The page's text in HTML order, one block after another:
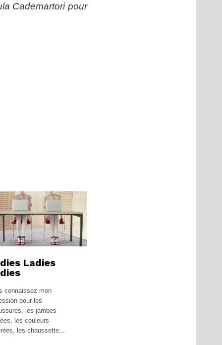
Cademartori pour
Ladies
connaissez mon
pour les
les jambes
les couleurs
les chaussette...